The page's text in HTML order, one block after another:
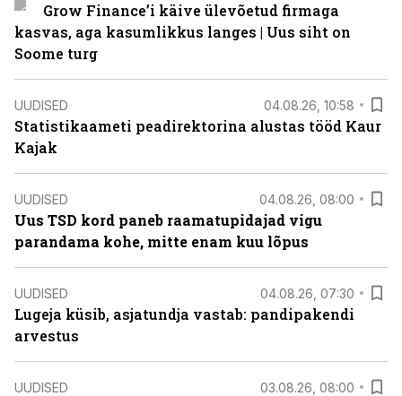
Grow Finance’i käive ülevõetud firmaga
kasvas, aga kasumlikkus langes | Uus siht on
Soome turg
UUDISED 04.08.26, 10:58
Statistikaameti peadirektorina alustas tööd Kaur
Kajak
UUDISED 04.08.26, 08:00
Uus TSD kord paneb raamatupidajad vigu
parandama kohe, mitte enam kuu lõpus
UUDISED 04.08.26, 07:30
Lugeja küsib, asjatundja vastab: pandipakendi
arvestus
UUDISED 03.08.26, 08:00